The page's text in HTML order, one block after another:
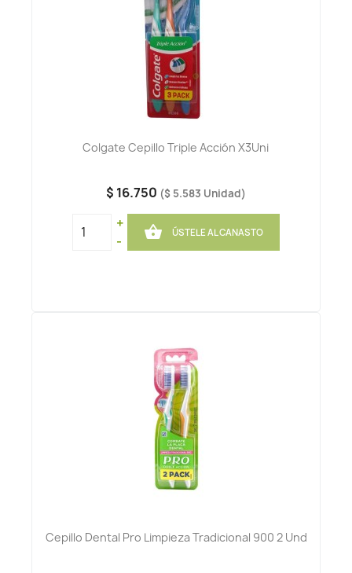
Colgate Cepillo Triple Acción X3Uni
$ 16.750 ($ 5.583 Unidad)
+
-
 ÚSTELE AL CANASTO
Cepillo Dental Pro Limpieza Tradicional 900 2 Und